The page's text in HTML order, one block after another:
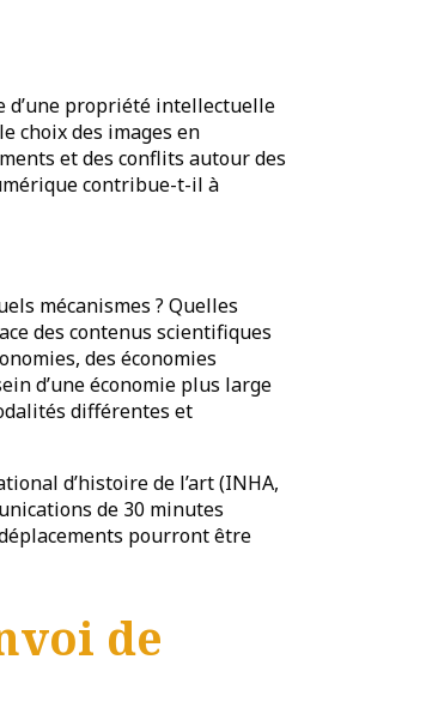
d’une propriété intellectuelle
choix des images en
et des conflits autour des
contribue-t-il à
mécanismes ? Quelles
des contenus scientifiques
des économies
d’une économie plus large
différentes et
d’histoire de l’art (INHA,
de 30 minutes
pourront être
de